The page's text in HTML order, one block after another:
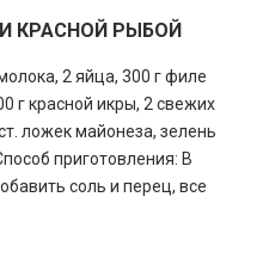
КРАСНОЙ РЫБОЙ
2 яйца, 300 г филе
г красной икры, 2 свежих
ложек майонеза, зелень
приготовления: В
соль и перец, все